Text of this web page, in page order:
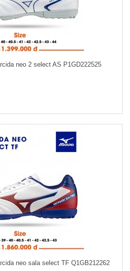
neo 2 select AS P1GD222525
neo sala select TF Q1GB212262